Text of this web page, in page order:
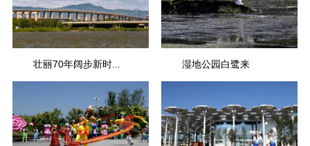
壮丽70年阔步新时...
赵贵春
湿地公园白鹭来